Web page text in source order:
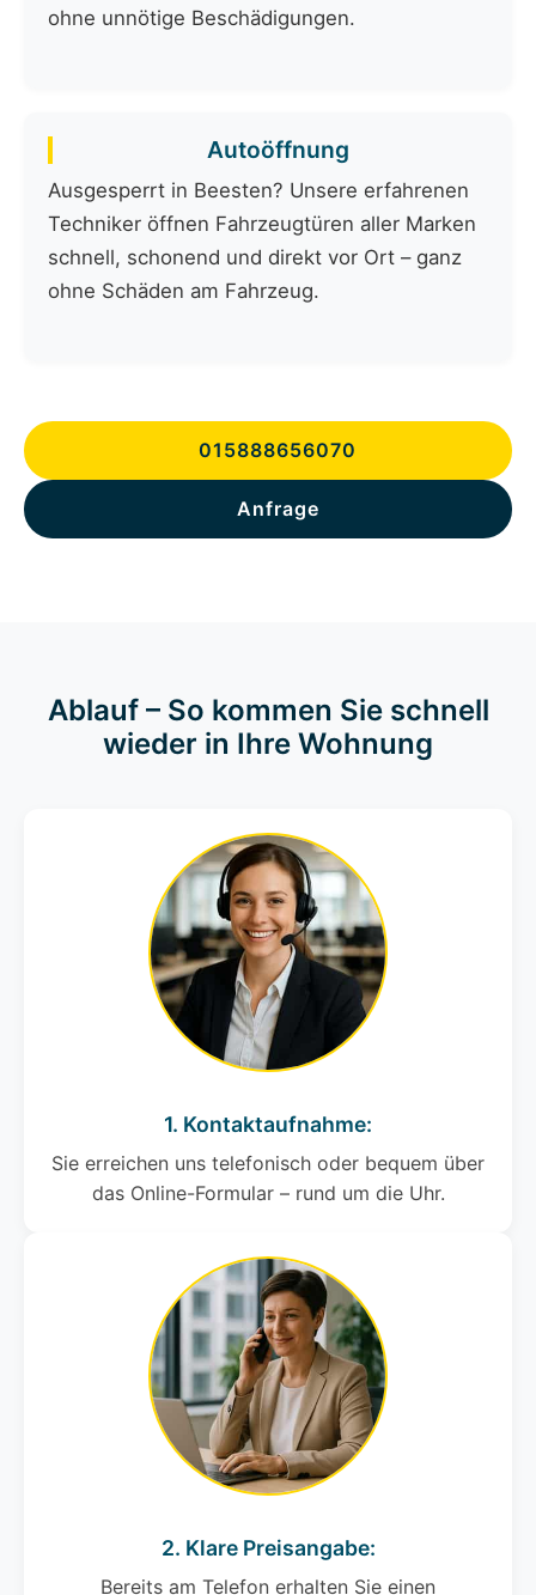
ohne unnötige Beschädigungen.
Autoöffnung
Ausgesperrt in Beesten? Unsere erfahrenen
Techniker öffnen Fahrzeugtüren aller Marken
schnell, schonend und direkt vor Ort – ganz
ohne Schäden am Fahrzeug.
015888656070
Anfrage
Ablauf – So kommen Sie schnell
wieder in Ihre Wohnung
1. Kontaktaufnahme:
Sie erreichen uns telefonisch oder bequem über
das Online-Formular – rund um die Uhr.
2. Klare Preisangabe:
Bereits am Telefon erhalten Sie einen